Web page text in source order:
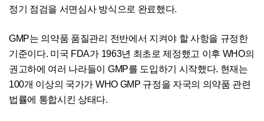
정기 점검을 서면심사 방식으로 완료했다.
GMP는 의약품 품질관리 전반에서 지켜야 할 사항을 규정한
기준이다. 미국 FDA가 1963년 최초로 제정했고 이후 WHO의
권고하에 여러 나라들이 GMP를 도입하기 시작했다. 현재는
100개 이상의 국가가 WHO GMP 규정을 자국의 의약품 관련
법률에 통합시킨 상태다.